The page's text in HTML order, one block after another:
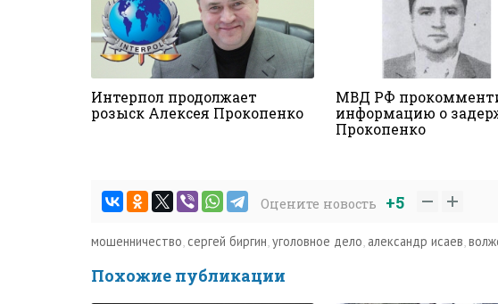
Интерпол продолжает
розыск Алексея Прокопенко
МВД РФ
информацию о
Прокопенко
Оцените новость +5
мошенничество, сергей биргин,уголовное дело, александр исаев,
Похожие публикации